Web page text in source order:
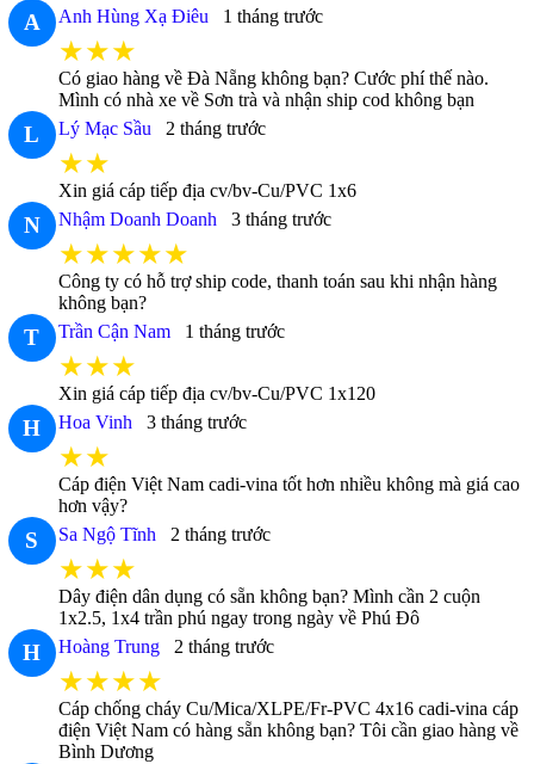
A Anh Hùng Xạ Điêu 1 tháng trước
★★★
Có giao hàng về Đà Nẵng không bạn? Cước phí thế nào.
Mình có nhà xe về Sơn trà và nhận ship cod không bạn
L Lý Mạc Sầu 2 tháng trước
★★
Xin giá cáp tiếp địa cv/bv-Cu/PVC 1x6
N Nhậm Doanh Doanh 3 tháng trước
★★★★★
Công ty có hỗ trợ ship code, thanh toán sau khi nhận hàng
không bạn?
T Trần Cận Nam 1 tháng trước
★★★
Xin giá cáp tiếp địa cv/bv-Cu/PVC 1x120
H Hoa Vinh 3 tháng trước
★★
Cáp điện Việt Nam cadi-vina tốt hơn nhiều không mà giá cao
hơn vậy?
S Sa Ngộ Tĩnh 2 tháng trước
★★★
Dây điện dân dụng có sẵn không bạn? Mình cần 2 cuộn
1x2.5, 1x4 trần phú ngay trong ngày về Phú Đô
H Hoàng Trung 2 tháng trước
★★★★
Cáp chống cháy Cu/Mica/XLPE/Fr-PVC 4x16 cadi-vina cáp
điện Việt Nam có hàng sẵn không bạn? Tôi cần giao hàng về
Bình Dương